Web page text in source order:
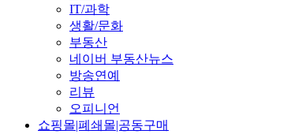
IT/과학
생활/문화
부동산
네이버 부동산뉴스
방송연예
리뷰
오피니언
쇼핑몰|폐쇄몰|공동구매